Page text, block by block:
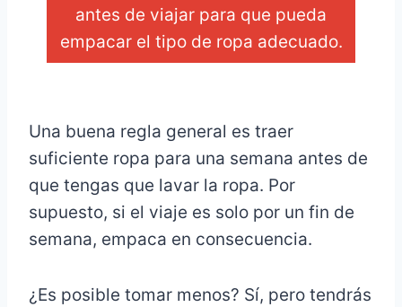
antes de viajar para que pueda
empacar el tipo de ropa adecuado.
Una buena regla general es traer
suficiente ropa para una semana antes de
que tengas que lavar la ropa. Por
supuesto, si el viaje es solo por un fin de
semana, empaca en consecuencia.
¿Es posible tomar menos? Sí, pero tendrás